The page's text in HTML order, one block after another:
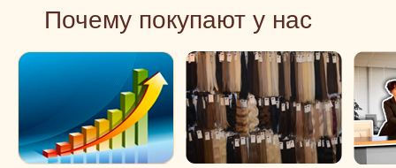
Почему покупают у нас